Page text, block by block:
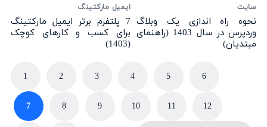
سایت
نحوه راه اندازی یک وبلاگ
وردپرس در سال 1403 (راهنمای
مبتدیان)
ایمیل مارکتینگ
7 پلتفرم برتر ایمیل مارکتینگ
برای کسب و کارهای کوچک
(1403)
1 2 3 4 5
6
7
8 9 10 11
12